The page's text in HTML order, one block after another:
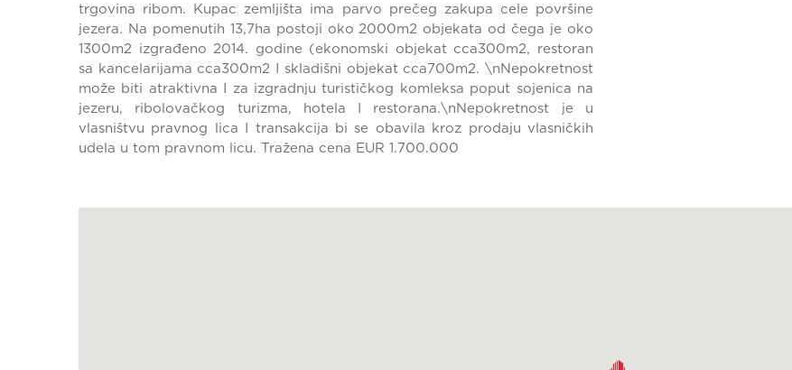
trgovina ribom. Kupac zemljišta ima parvo prečeg zakupa cele površine
jezera. Na pomenutih 13,7ha postoji oko 2000m2 objekata od čega je oko
1300m2 izgrađeno 2014. godine (ekonomski objekat cca300m2, restoran
sa kancelarijama cca300m2 I skladišni objekat cca700m2. \nNepokretnost
može biti atraktivna I za izgradnju turističkog komleksa poput sojenica na
jezeru, ribolovačkog turizma, hotela I restorana.\nNepokretnost je u
vlasništvu pravnog lica I transakcija bi se obavila kroz prodaju vlasničkih
udela u tom pravnom licu. Tražena cena EUR 1.700.000